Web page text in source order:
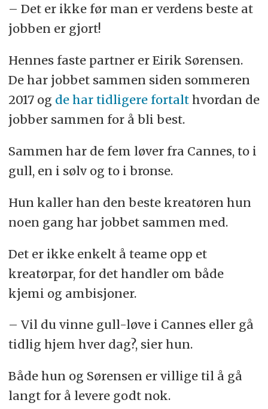
– Det er ikke før man er verdens beste at
jobben er gjort!
Hennes faste partner er Eirik Sørensen.
De har jobbet sammen siden sommeren
2017 og de har tidligere fortalthvordan de
jobber sammen for å bli best.
Sammen har de fem løver fra Cannes, to i
gull, en i sølv og to i bronse.
Hun kaller han den beste kreatøren hun
noen gang har jobbet sammen med.
Det er ikke enkelt å teame opp et
kreatørpar, for det handler om både
kjemi og ambisjoner.
– Vil du vinne gull-løve i Cannes eller gå
tidlig hjem hver dag?, sier hun.
Både hun og Sørensen er villige til å gå
langt for å levere godt nok.